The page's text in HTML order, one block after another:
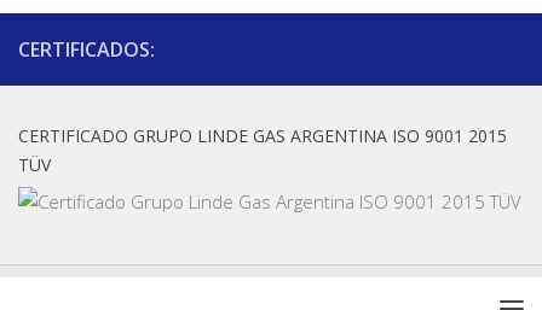
CERTIFICADOS:
CERTIFICADO GRUPO LINDE GAS ARGENTINA ISO 9001 2015
TÜV